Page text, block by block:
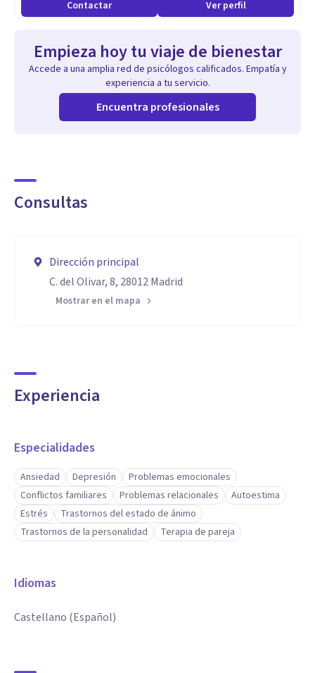
Contactar Ver perfil
Empieza hoy tu viaje de bienestar
Accede a una amplia red de psicólogos calificados. Empatía y
experiencia a tu servicio.
Encuentra profesionales
Consultas
Dirección principal
C. del Olivar, 8, 28012 Madrid
Mostrar en el mapa
Experiencia
Especialidades
Ansiedad Depresión
Problemas emocionales
Conflictos familiares
Problemas relacionales
Autoestima
Estrés
Trastornos del estado de ánimo
Trastornos de la personalidad
Terapia de pareja
Idiomas
Castellano (Español)